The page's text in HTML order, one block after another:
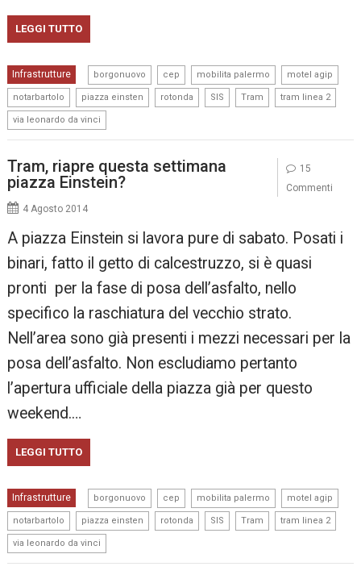
LEGGI TUTTO
Infrastrutture borgonuovo cep mobilita palermo motel agip
notarbartolo piazza einsten rotonda SIS Tram tram linea 2
via leonardo da vinci
Tram, riapre questa settimana
piazza Einstein?
4 Agosto 2014
A piazza Einstein si lavora pure di sabato. Posati i
binari, fatto il getto di calcestruzzo, si è quasi
pronti per la fase di posa dell’asfalto, nello
specifico la raschiatura del vecchio strato.
Nell’area sono già presenti i mezzi necessari per la
posa dell’asfalto. Non escludiamo pertanto
l’apertura ufficiale della piazza già per questo
weekend.…
LEGGI TUTTO
Infrastrutture borgonuovo cep mobilita palermo motel agip
notarbartolo piazza einsten rotonda SIS Tram tram linea 2
via leonardo da vinci
15
Commenti